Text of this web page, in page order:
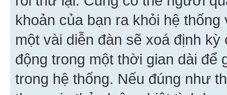
khoản của bạn ra khỏi hệ
một vài diễn đàn sẽ xoá định
động trong một thời gian dài
trong hệ thống. Nếu đúng như